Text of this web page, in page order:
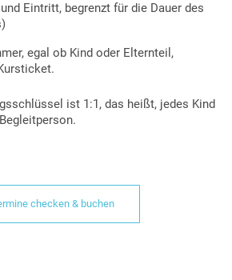
Eintritt, begrenzt für die Dauer des
egal ob Kind oder Elternteil,
ist 1:1, das heißt, jedes Kind
checken & buchen